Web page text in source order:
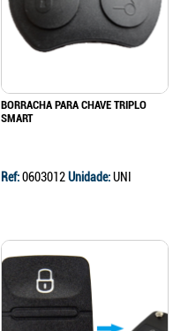
BORRACHA PARA CHAVE TRIPLO
SMART
Ref:0603012Unidade:UNI